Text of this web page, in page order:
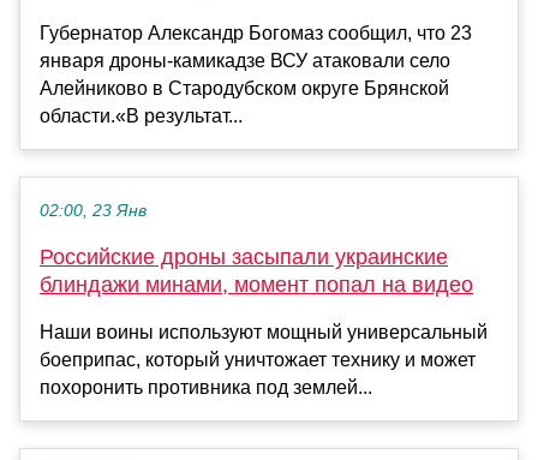
Губернатор Александр Богомаз сообщил, что 23
января дроны-камикадзе ВСУ атаковали село
Алейниково в Стародубском округе Брянской
области.«В результат...
02:00, 23 Янв
Российские дроны засыпали украинские
блиндажи минами, момент попал на видео
Наши воины используют мощный универсальный
боеприпас, который уничтожает технику и может
похоронить противника под землей...